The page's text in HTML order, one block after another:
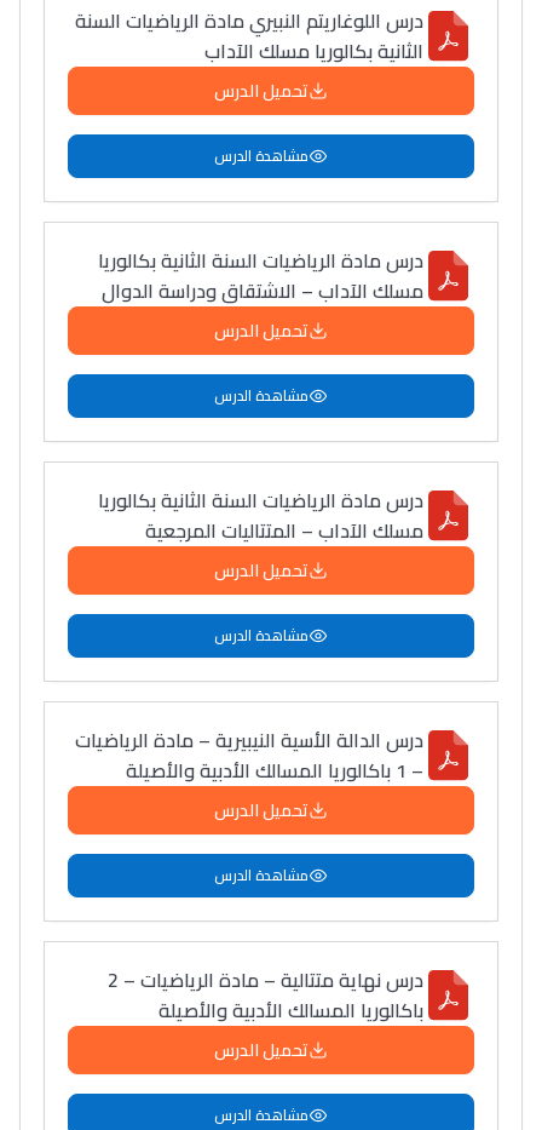
درس اللوغاريتم النبيري مادة الرياضيات السنة
الثانية بكالوريا مسلك الآداب
تحميل الدرس
مشاهدة الدرس
درس مادة الرياضيات السنة الثانية بكالوريا
مسلك الآداب – الاشتقاق ودراسة الدوال
تحميل الدرس
مشاهدة الدرس
درس مادة الرياضيات السنة الثانية بكالوريا
مسلك الآداب – المتتاليات المرجعية
تحميل الدرس
مشاهدة الدرس
درس الدالة الأسية النيبيرية – مادة الرياضيات
– 1 باكالوريا المسالك الأدبية والأصيلة
تحميل الدرس
مشاهدة الدرس
درس نهاية متتالية – مادة الرياضيات – 2
باكالوريا المسالك الأدبية والأصيلة
تحميل الدرس
مشاهدة الدرس